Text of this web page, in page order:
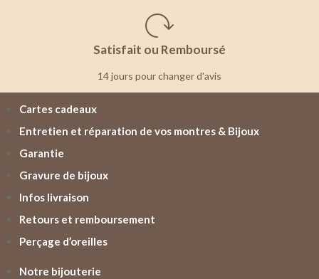
Satisfait ou Remboursé
14 jours pour changer d'avis
Cartes cadeaux
Entretien et réparation de vos montres & Bijoux
Garantie
Gravure de bijoux
Infos livraison
Retours et remboursement
Perçage d’oreilles
Notre bijouterie